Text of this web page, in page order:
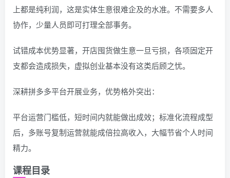
上都是纯利润，这是实体生意很难企及的水准。不需要多人
协作，少量人员即可打理全部事务。
试错成本优势显著，开店囤货做生意一旦亏损，各项固定开
支都会造成损失，虚拟创业基本没有这类后顾之忧。
深耕拼多多平台开展业务，优势格外突出：
平台运营门槛低，短时间内就能做出成效；标准化流程成型
后，多账号复制运营就能成倍拉高收入，大幅节省个人时间
精力。
课程目录